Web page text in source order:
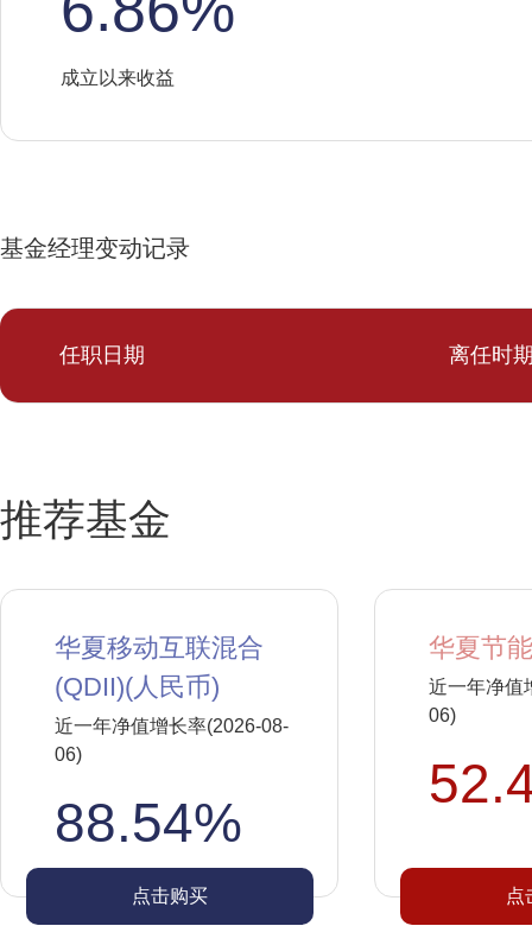
成立以来收益
基金经理变动记录
任职日期 离任时
推荐基金
华夏移动互联混合
(QDII)(人民币)
近一年净值增长率(2026-08-
06)
88.54%
点击购买
华夏节
近一年净值
06)
点